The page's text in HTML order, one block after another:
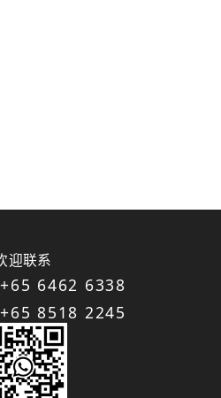
迎联系
+65 6462 6338
+65 8518 2245